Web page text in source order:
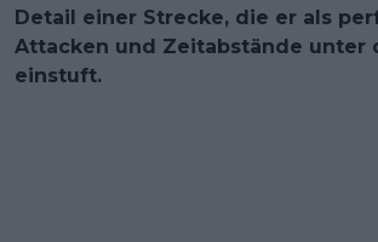
Detail einer Strecke, die er als
Attacken und Zeitabstände unter
einstuft.